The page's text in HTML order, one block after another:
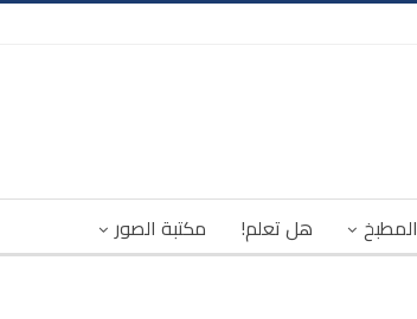
المطبخ هل تعلم! مكتبة الصور